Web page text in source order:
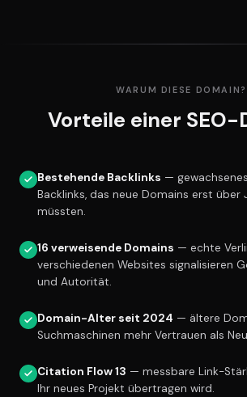
WARUM DIESE DOMAIN?
Vorteile einer SEO-
Bestehende Backlinks —
Backlinks, das neue Domains erst über
müssten.
16 verweisende Domains — echte
verschiedenen Websites signalisieren
und Autorität.
Domain-Alter seit 2024 — ältere
Suchmaschinen mehr Vertrauen als
Citation Flow 13 — messbare Link-
Ihr neues Projekt übertragen wird.